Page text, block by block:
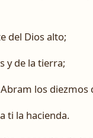
del Dios alto;
y de la tierra;
los diezmos
ti la hacienda.